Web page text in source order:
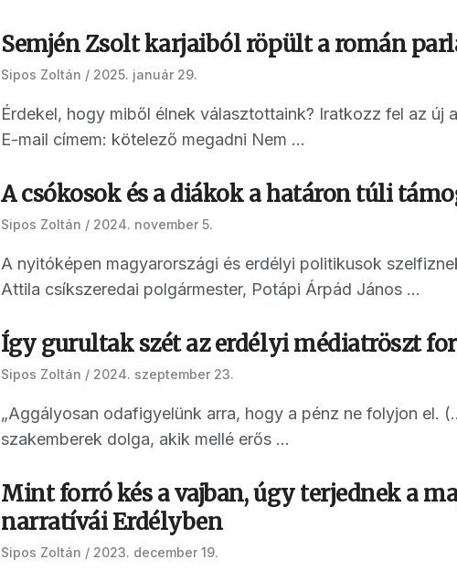
Semjén Zsolt karjaiból röpült a román
Sipos Zoltán 2025. január 29.
Érdekel, hogy miből élnek választottaink? Iratkozz fel az új
E-mail címem: kötelező megadni Nem ...
A csókosok és a diákok a határon túli
Sipos Zoltán 2024. november 5.
A nyitóképen magyarországi és erdélyi politikusok
Attila csíkszeredai polgármester, Potápi Árpád János ...
Így gurultak szét az erdélyi médiatröszt
Sipos Zoltán 2024. szeptember 23.
„Aggályosan odafigyelünk arra, hogy a pénz ne folyjon el.
szakemberek dolga, akik mellé erős ...
Mint forró kés a vajban, úgy terjednek a
narratívái Erdélyben
Sipos Zoltán 2023. december 19.